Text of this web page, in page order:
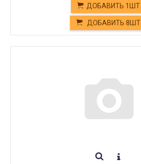
ДОБАВИТЬ 1ШТ
ДОБАВИТЬ 8ШТ